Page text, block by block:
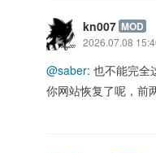
kn007 MOD
2026.07.08
@saber: 也不能完全
你网站恢复了呢，前